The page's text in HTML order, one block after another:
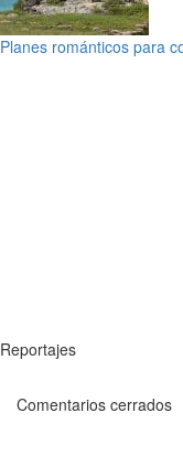
Planes románticos para
Reportajes
Comentarios cerrados